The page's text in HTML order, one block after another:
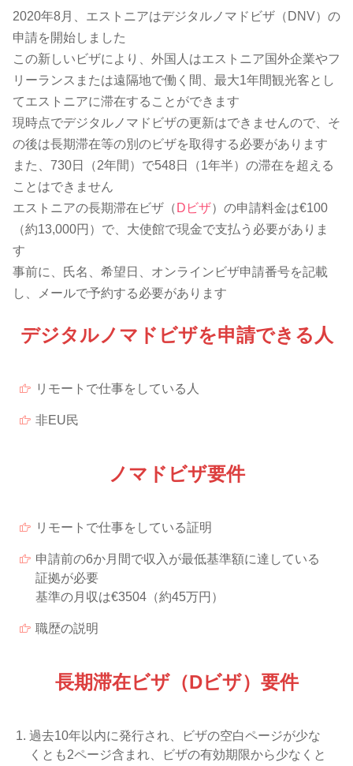
2020年8月、エストニアはデジタルノマドビザ（DNV）の
申請を開始しました
この新しいビザにより、外国人はエストニア国外企業やフ
リーランスまたは遠隔地で働く間、最大1年間観光客とし
てエストニアに滞在することができます
現時点でデジタルノマドビザの更新はできませんので、そ
の後は長期滞在等の別のビザを取得する必要があります
また、730日（2年間）で548日（1年半）の滞在を超える
ことはできません
エストニアの長期滞在ビザ（ Dビザ）の申請料金は€100
（約13,000円）で、大使館で現金で支払う必要がありま
す
事前に、氏名、希望日、オンラインビザ申請番号を記載
し、メールで予約する必要があります
デジタルノマドビザを申請できる人
リモートで仕事をしている人
非EU民
ノマドビザ要件
リモートで仕事をしている証明
申請前の6か月間で収入が最低基準額に達している
証拠が必要
基準の月収は€3504（約45万円）
職歴の説明
長期滞在ビザ（Dビザ）要件
過去10年以内に発行され、ビザの空白ページが少な
くとも2ページ含まれ、ビザの有効期限から少なくと